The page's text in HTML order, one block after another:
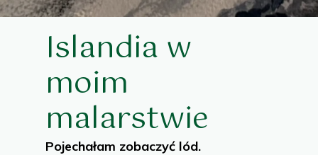
Islandia w
moim
malarstwie
Pojechałam zobaczyć lód.